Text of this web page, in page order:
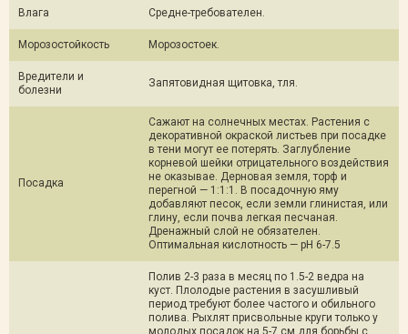
Влага Средне-требователен.
Морозостойкость Морозостоек.
Вредители и
болезни
Запятовидная щитовка, тля.
Посадка
Сажают на солнечных местах. Растения с
декоративной окраской листьев при посадке
в тени могут ее потерять. Заглубление
корневой шейки отрицательного воздействия
не оказывае. Дерновая земля, торф и
перегной — 1:1:1. В посадочную яму
добавляют песок, если земли глинистая, или
глину, если почва легкая песчаная.
Дренажный слой не обязателен.
Оптимальная кислотность — pH 6-7.5
Полив 2-3 раза в месяц по 1.5-2 ведра на
куст. Плолодые растения в засушливый
период требуют более частого и обильного
полива. Рыхлят присвольные круги только у
молодых посадок на 5-7 см для борьбы с